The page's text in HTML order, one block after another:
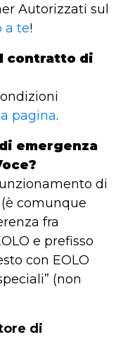
Autorizzati sul
a te!
contratto di
pagina.
emergenza
di
comunque
fra
e prefisso
con EOLO
(non
di